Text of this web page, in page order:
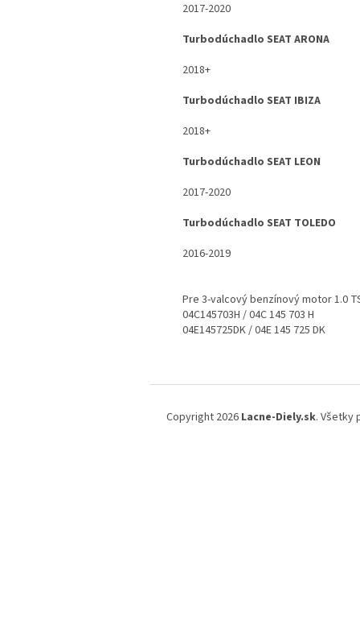
2017-2020
Turbodúchadlo SEAT ARONA
2018+
Turbodúchadlo SEAT IBIZA
2018+
Turbodúchadlo SEAT LEON
2017-2020
Turbodúchadlo SEAT TOLEDO
2016-2019
Pre 3-valcový benzínový motor 1.0
04C145703H / 04C 145 703 H
04E145725DK / 04E 145 725 DK
Copyright 2026 Lacne-Diely.sk. Všetky